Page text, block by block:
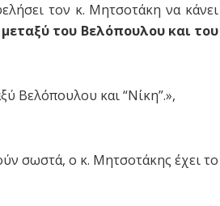
τον κ. Μητσοτάκη να κάνει
του Βελόπουλου και του
Βελόπουλου και “Νίκη”.»,
σωστά, ο κ. Μητσοτάκης έχει το